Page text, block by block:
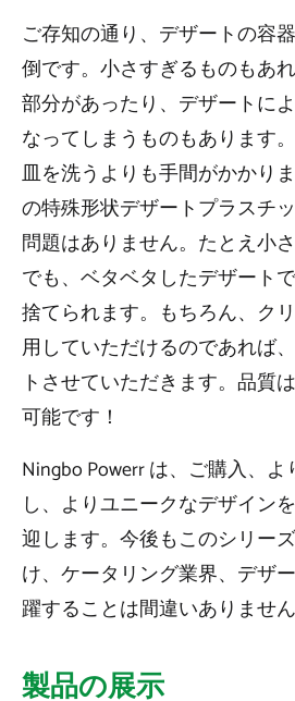
ご存知の通り、デザートの容
倒です。小さすぎるものもあ
部分があったり、デザートに
なってしまうものもあります
皿を洗うよりも手間がかかり
の特殊形状デザートプラスチ
問題はありません。たとえ小
でも、ベタベタしたデザート
捨てられます。もちろん、ク
用していただけるのであれば
トさせていただきます。品質
可能です！
Ningbo Powerr は、ご購入、
し、よりユニークなデザイン
迎します。今後もこのシリー
け、ケータリング業界、デザ
躍することは間違いありません
製品の展示